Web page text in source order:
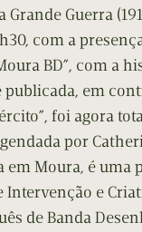
Guerra
com a
BD”, com a
publicada, em
foi agora
por
em Moura, é
Intervenção e
de Banda